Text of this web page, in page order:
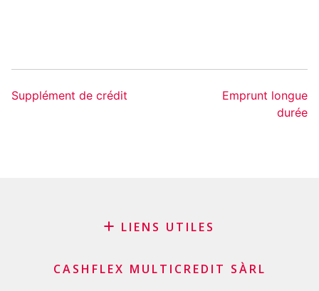
Supplément de crédit
Emprunt longue
durée
LIENS UTILES
CASHFLEX MULTICREDIT SÀRL